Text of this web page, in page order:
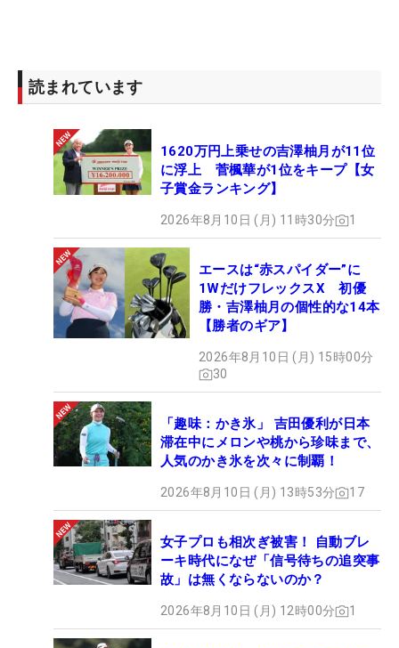
読まれています
1620万円上乗せの吉澤柚月が11位
に浮上 菅楓華が1位をキープ【女
子賞金ランキング】
2026年8月10日 (月) 11時30分 1
エースは“赤スパイダー”に
1WだけフレックスX 初優
勝・吉澤柚月の個性的な14本
【勝者のギア】
2026年8月10日 (月) 15時00分
30
「趣味：かき氷」 吉田優利が日本
滞在中にメロンや桃から珍味まで、
人気のかき氷を次々に制覇！
2026年8月10日 (月) 13時53分 17
女子プロも相次ぎ被害！ 自動ブレ
ーキ時代になぜ「信号待ちの追突事
故」は無くならないのか？
2026年8月10日 (月) 12時00分 1